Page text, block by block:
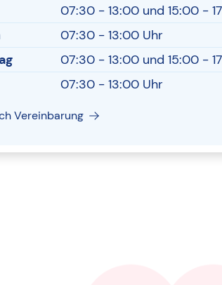
07:30 - 13:00 und 15:00 -
07:30 - 13:00 Uhr
07:30 - 13:00 und 15:00 -
07:30 - 13:00 Uhr
Vereinbarung